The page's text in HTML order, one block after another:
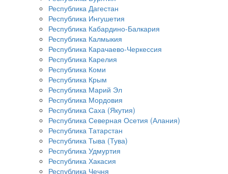
Республика Дагестан
Республика Ингушетия
Республика Кабардино-Балкария
Республика Калмыкия
Республика Карачаево-Черкессия
Республика Карелия
Республика Коми
Республика Крым
Республика Марий Эл
Республика Мордовия
Республика Саха (Якутия)
Республика Северная Осетия (Алания)
Республика Татарстан
Республика Тыва (Тува)
Республика Удмуртия
Республика Хакасия
Республика Чечня